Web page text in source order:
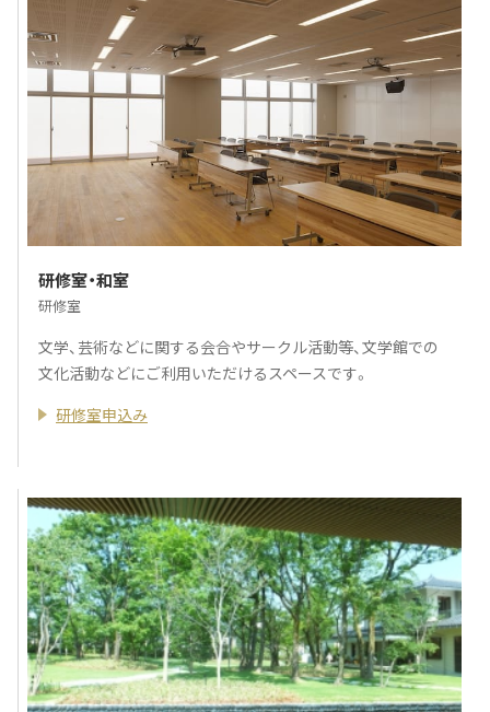
研修室・和室
研修室
文学、芸術などに関する会合やサークル活動等、文学館での
文化活動などにご利用いただけるスペースです。
研修室申込み